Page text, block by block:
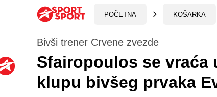
POČETNA KOŠARKA
Bivši trener Crvene zvezde
Sfairopoulos se vraća
klupu bivšeg prvaka